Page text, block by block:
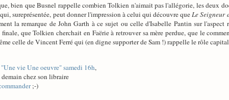
bien que Busnel rappelle combien Tolkien n'aimait pas l'allégorie, les deux
sureprésentée, peut donner l'impression à celui qui découvre queLe Seigneur
la remarque de John Garth à ce sujet ou celle d'Isabelle Pantin sur
finale, que Tolkien cherchait en Faërie à retrouver sa mère perdue, que le
celle de Vincent Ferré qui (en digne supporter de Sam !) rappelle le rôle
"Une vie Une oeuvre" samedi 16h,
chez son libraire
;-)